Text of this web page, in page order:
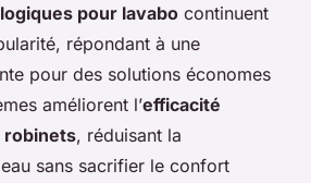
pour lavabo continuent
répondant à une
pour des solutions économes
améliorent l’efficacité
robinets, réduisant la
sans sacrifier le confort